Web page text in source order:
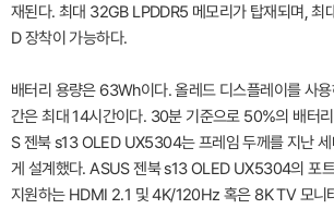
재된다. 최대 32GB LPDDR5 메모리가 탑재되며,
D 장착이 가능하다.
배터리 용량은 63Wh이다. 올레드 디스플레이를 사
간은 최대 14시간이다. 30분 기준으로 50%의 배터
S 젠북 s13 OLED UX5304는 프레임 두께를 지난
게 설계했다. ASUS 젠북 s13 OLED UX5304의 포
지원하는 HDMI 2.1 및 4K/120Hz 혹은 8K TV 모니